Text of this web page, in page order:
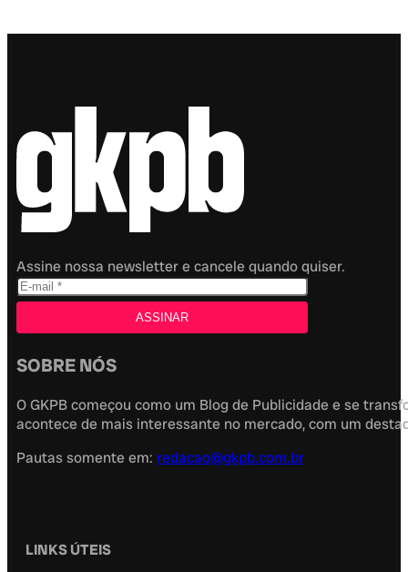
Assine nossa newsletter e cancele quando quiser.
SOBRE NÓS
O GKPB começou como um Blog de Publicidade e se
acontece de mais interessante no mercado, com um
Pautas somente em: redacao@gkpb.com.br
LINKS ÚTEIS